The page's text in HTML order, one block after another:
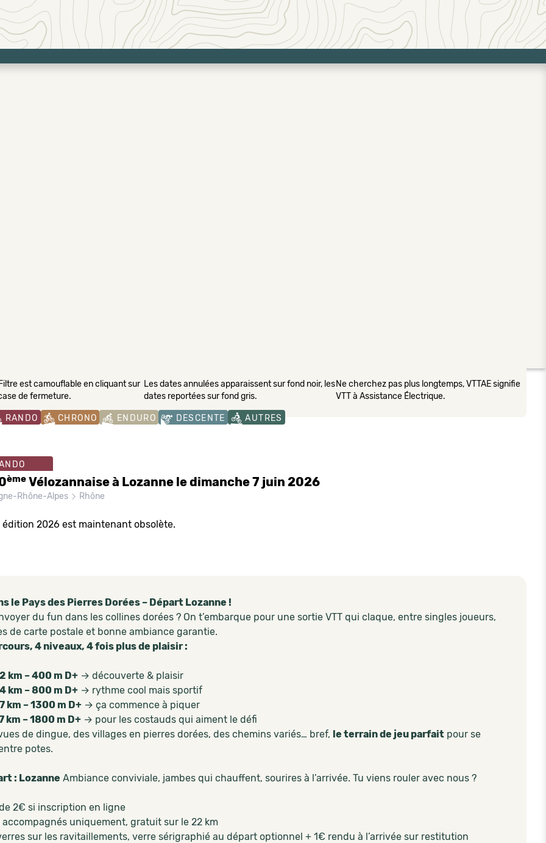
est camouflable en cliquant sur
de fermeture.
Les dates annulées apparaissent sur fond noir, les
dates reportées sur fond gris.
Ne cherchez pas plus longtemps, VTTAE signifie
VTT à Assistance Électrique.
RANDO CHRONO ENDURO DESCENTE AUTRES
ème Vélozannaise à Lozanne le dimanche 7 juin 2026
Rhône-Alpes Rhône
édition 2026 est maintenant obsolète.
le Pays des Pierres Dorées – Départ Lozanne !
du fun dans les collines dorées ? On t’embarque pour une sortie VTT qui claque, entre singles joueurs,
de carte postale et bonne ambiance garantie.
4 niveaux, 4 fois plus de plaisir :
km – 400 m D+ → découverte & plaisir
km – 800 m D+ → rythme cool mais sportif
km – 1300 m D+ → ça commence à piquer
km – 1800 m D+ → pour les costauds qui aiment le défi
de dingue, des villages en pierres dorées, des chemins variés… bref, le terrain de jeu parfait pour se
potes.
: Lozanne Ambiance conviviale, jambes qui chauffent, sourires à l’arrivée. Tu viens rouler avec nous ?
2€ si inscription en ligne
accompagnés uniquement, gratuit sur le 22 km
sur les ravitaillements, verre sérigraphié au départ optionnel + 1€ rendu à l’arrivée sur restitution